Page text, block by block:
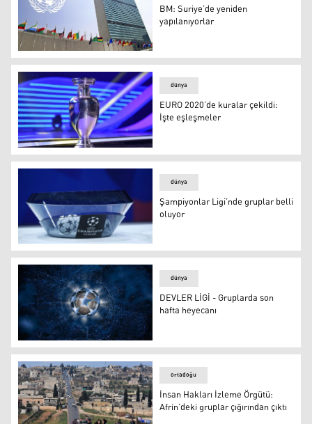
BM: Suriye’de yeniden yapılanıyorlar
BM: Suriye’de yeniden
yapılanıyorlar
EURO 2020’de kuralar çekildi: İşte eşleşmeler
dünya
EURO 2020’de kuralar çekildi:
İşte eşleşmeler
Şampiyonlar Ligi’nde gruplar belli oluyor
dünya
Şampiyonlar Ligi’nde gruplar belli
oluyor
DEVLER LİGİ - Gruplarda son hafta heyecanı
dünya
DEVLER LİGİ - Gruplarda son
hafta heyecanı
ortadoğu
İnsan Hakları İzleme Örgütü:
Afrin’deki gruplar çığırından çıktı